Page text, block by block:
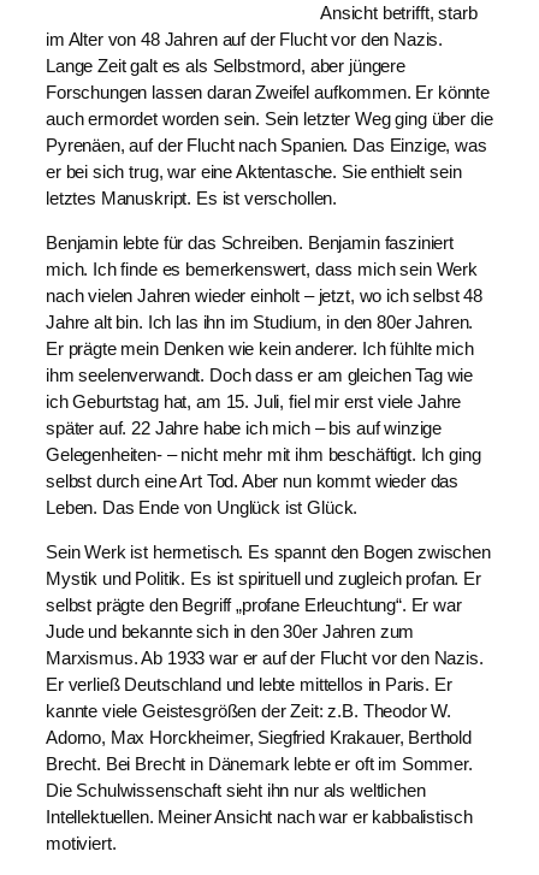
Ansicht betrifft, starb
im Alter von 48 Jahren auf der Flucht vor den Nazis.
Lange Zeit galt es als Selbstmord, aber jüngere
Forschungen lassen daran Zweifel aufkommen. Er könnte
auch ermordet worden sein. Sein letzter Weg ging über die
Pyrenäen, auf der Flucht nach Spanien. Das Einzige, was
er bei sich trug, war eine Aktentasche. Sie enthielt sein
letztes Manuskript. Es ist verschollen.
Benjamin lebte für das Schreiben. Benjamin fasziniert
mich. Ich finde es bemerkenswert, dass mich sein Werk
nach vielen Jahren wieder einholt – jetzt, wo ich selbst 48
Jahre alt bin. Ich las ihn im Studium, in den 80er Jahren.
Er prägte mein Denken wie kein anderer. Ich fühlte mich
ihm seelenverwandt. Doch dass er am gleichen Tag wie
ich Geburtstag hat, am 15. Juli, fiel mir erst viele Jahre
später auf. 22 Jahre habe ich mich – bis auf winzige
Gelegenheiten- – nicht mehr mit ihm beschäftigt. Ich ging
selbst durch eine Art Tod. Aber nun kommt wieder das
Leben. Das Ende von Unglück ist Glück.
Sein Werk ist hermetisch. Es spannt den Bogen zwischen
Mystik und Politik. Es ist spirituell und zugleich profan. Er
selbst prägte den Begriff „profane Erleuchtung“. Er war
Jude und bekannte sich in den 30er Jahren zum
Marxismus. Ab 1933 war er auf der Flucht vor den Nazis.
Er verließ Deutschland und lebte mittellos in Paris. Er
kannte viele Geistesgrößen der Zeit: z.B. Theodor W.
Adorno, Max Horckheimer, Siegfried Krakauer, Berthold
Brecht. Bei Brecht in Dänemark lebte er oft im Sommer.
Die Schulwissenschaft sieht ihn nur als weltlichen
Intellektuellen. Meiner Ansicht nach war er kabbalistisch
motiviert.